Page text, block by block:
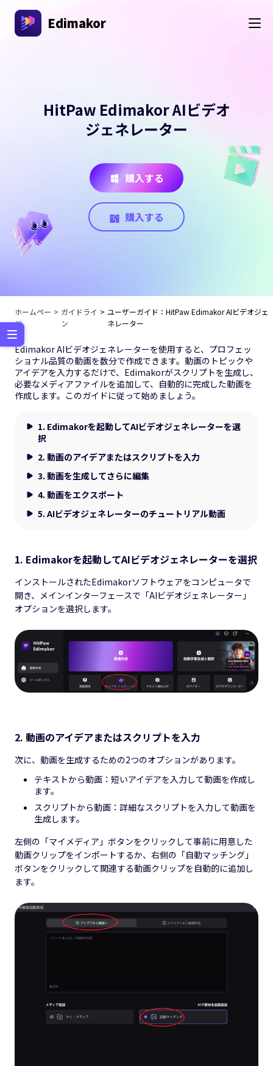
Edimakor
HitPaw Edimakor AIビデオ
ジェネレーター
購入する
購入する
ホームペー
ジ
ガイドライ
ン
ユーザーガイド：HitPaw Edimakor AIビデオジェ
ネレーター
Edimakor AIビデオジェネレーターを使用すると、プロフェッ
ショナル品質の動画を数分で作成できます。動画のトピックや
アイデアを入力するだけで、Edimakorがスクリプトを生成し、
必要なメディアファイルを追加して、自動的に完成した動画を
作成します。このガイドに従って始めましょう。
1. Edimakorを起動してAIビデオジェネレーターを選
択
2. 動画のアイデアまたはスクリプトを入力
3. 動画を生成してさらに編集
4. 動画をエクスポート
5. AIビデオジェネレーターのチュートリアル動画
1. Edimakorを起動してAIビデオジェネレーターを選択
インストールされたEdimakorソフトウェアをコンピュータで
開き、メインインターフェースで「AIビデオジェネレーター」
オプションを選択します。
2. 動画のアイデアまたはスクリプトを入力
次に、動画を生成するための2つのオプションがあります。
テキストから動画：短いアイデアを入力して動画を作成し
ます。
スクリプトから動画：詳細なスクリプトを入力して動画を
生成します。
左側の「マイメディア」ボタンをクリックして事前に用意した
動画クリップをインポートするか、右側の「自動マッチング」
ボタンをクリックして関連する動画クリップを自動的に追加し
ます。